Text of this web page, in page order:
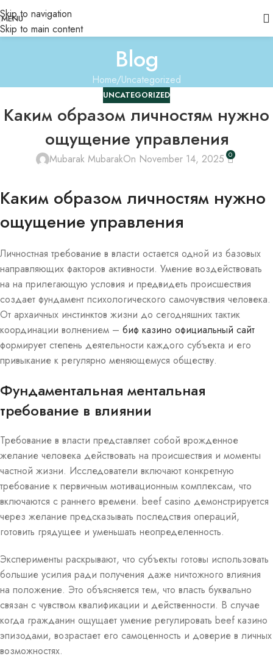
Skip to navigation
Skip to main content
MENU
Blog
Home Uncategorized
UNCATEGORIZED
Каким образом личностям нужно
ощущение управления
Mubarak MubarakOn November 14, 2025 0
Каким образом личностям нужно
ощущение управления
Личностная требование в власти остается одной из базовых
направляющих факторов активности. Умение воздействовать
на на прилегающую условия и предвидеть происшествия
создает фундамент психологического самочувствия человека.
От архаичных инстинктов жизни до сегодняшних тактик
координации волнением – биф казино официальный сайт
формирует степень деятельности каждого субъекта и его
привыкание к регулярно меняющемуся обществу.
Фундаментальная ментальная
требование в влиянии
Требование в власти представляет собой врожденное
желание человека действовать на происшествия и моменты
частной жизни. Исследователи включают конкретную
требование к первичным мотивационным комплексам, что
включаются с раннего времени. beef casino демонстрируется
через желание предсказывать последствия операций,
готовить грядущее и уменьшать неопределенность.
Эксперименты раскрывают, что субъекты готовы использовать
большие усилия ради получения даже ничтожного влияния
на положение. Это объясняется тем, что власть буквально
связан с чувством квалификации и действенности. В случае
когда гражданин ощущает умение регулировать beef казино
эпизодами, возрастает его самоценность и доверие в личных
возможностях.